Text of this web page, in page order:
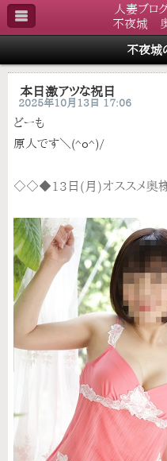
人妻ブロ
不夜城
不夜城
本日激アツな祝日
2025年10月13日 17:06
どーも
原人です＼(^o^)/
◇◇◆13日(月)オススメ